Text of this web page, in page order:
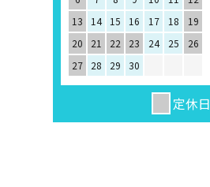
13
14 15 16 17 18
19
20
21 22 23 24 25
26
27
28 29 30
定休日